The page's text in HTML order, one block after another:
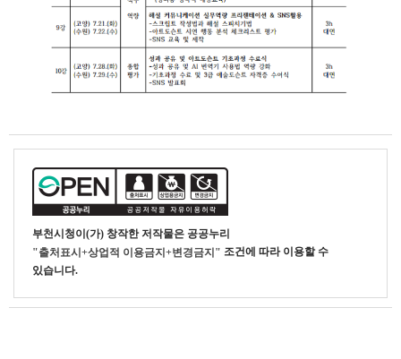
부천시청이(가) 창작한저작물은 공공누리
"출처표시+상업적 이용금지+변경금지" 조건에 따라 이용할 수
있습니다.